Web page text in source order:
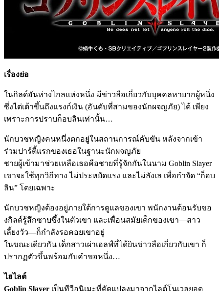
เรื่องย่อ
ในกิลด์อันห่างไกลแห่งหนึ่ง มีข่าวลือเกี่ยวกับบุคคลหายากผู้หนึ่ง
ซึ่งไต่เต้าขึ้นถึงแรงก์เงิน (อันดับที่สามของนักผจญภัย) ได้ เพียง
เพราะการปราบก็อบลินเท่านั้น…
นักบวชหญิงคนหนึ่งตกอยู่ในสถานการณ์คับขัน หลังจากเข้า
ร่วมปาร์ตี้แรกของเธอในฐานะนักผจญภัย
ชายผู้เข้ามาช่วยเหลือเธอคือชายที่รู้จักกันในนาม Goblin Slayer
เขาจะใช้ทุกวิถีทาง ไม่ประหยัดแรง และไม่ลังเล เพื่อกำจัด “ก็อบ
ลิน” โดยเฉพาะ
นักบวชหญิงต้องอยู่ภายใต้การดูแลของเขา พนักงานต้อนรับขอ
งกิลด์รู้สึกซาบซึ้งในตัวเขา และเพื่อนสมัยเด็กของเขา—สาว
เลี้ยงวัว—ก็กำลังรอคอยเขาอยู่
ในขณะเดียวกัน เด็กสาวเผ่าเอลฟ์ที่ได้ยินข่าวลือเกี่ยวกับเขา ก็
ปรากฏตัวขึ้นพร้อมกับคำขอหนึ่ง…
ไฮไลต์
Goblin Slayer เป็นทีวีอนิเมะที่ดัดแปลงมาจากไลต์โนเวลยอด